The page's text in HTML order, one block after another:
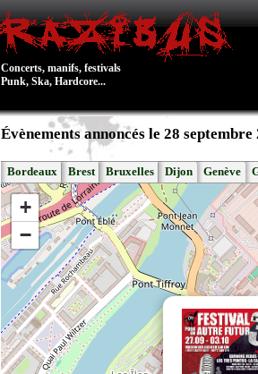
Concerts, manifs, festivals
Punk, Ska, Hardcore...
Évènements annoncés le 28 septembre
Bordeaux Brest Bruxelles Dijon Genève
+
−